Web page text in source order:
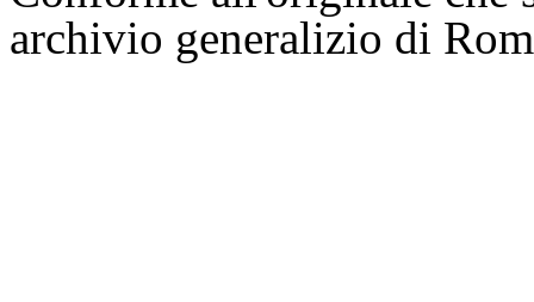
archivio generalizio di